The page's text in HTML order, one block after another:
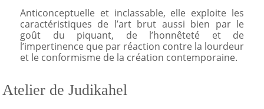
Anticonceptuelle et inclassable, elle exploite les
caractéristiques de l’art brut aussi bien par le
goût du piquant, de l’honnêteté et de
l’impertinence que par réaction contre la lourdeur
et le conformisme de la création contemporaine.
Atelier de Judikahel